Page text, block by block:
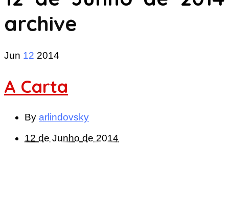
archive
Jun 12 2014
A Carta
By arlindovsky
12 de Junho de 2014